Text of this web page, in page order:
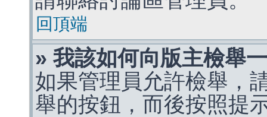
回頂端
» 我該如何向版主檢舉
如果管理員允許檢舉，
舉的按鈕，而後按照提